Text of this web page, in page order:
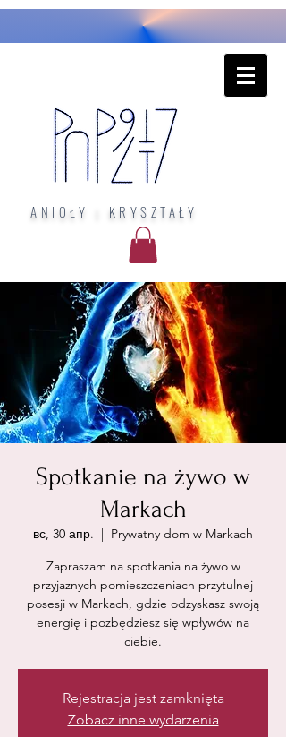
ANIOŁY I KRYSZTAŁY
Spotkanie na żywo w
Markach
вс, 30 апр.
  |
Prywatny dom w Markach
Zapraszam na spotkania na żywo w
przyjaznych pomieszczeniach przytulnej
posesji w Markach, gdzie odzyskasz swoją
energię i pozbędziesz się wpływów na
ciebie.
Rejestracja jest zamknięta
Zobacz inne wydarzenia